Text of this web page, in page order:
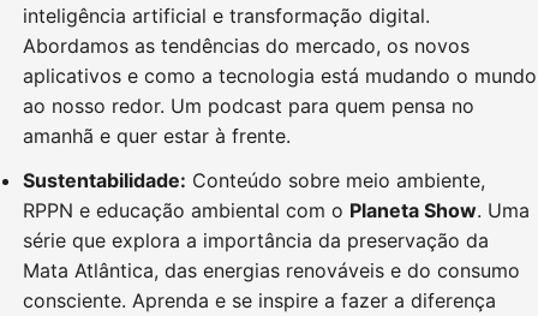
inteligência artificial e transformação digital.
Abordamos as tendências do mercado, os novos
aplicativos e como a tecnologia está mudando o mundo
ao nosso redor. Um podcast para quem pensa no
amanhã e quer estar à frente.
Sustentabilidade: Conteúdo sobre meio ambiente,
RPPN e educação ambiental com o Planeta Show. Uma
série que explora a importância da preservação da
Mata Atlântica, das energias renováveis e do consumo
consciente. Aprenda e se inspire a fazer a diferença